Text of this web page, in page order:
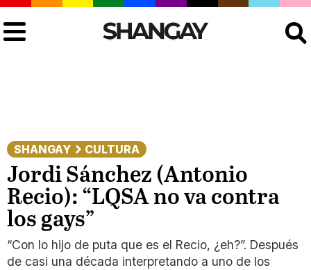
SHANGAY CULTURA
Jordi Sánchez (Antonio
Recio): “LQSA no va contra
los gays”
“Con lo hijo de puta que es el Recio, ¿eh?”. Después
de casi una década interpretando a uno de los